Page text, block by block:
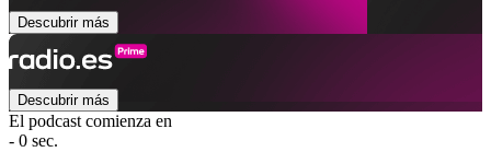
Descubrir más
Descubrir más
El podcast comienza en
- 0 sec.